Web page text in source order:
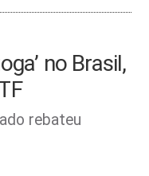
no Brasil,
rebateu